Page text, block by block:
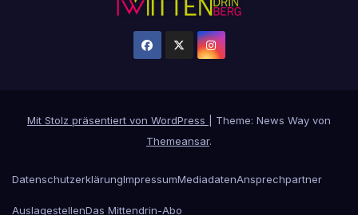
Mit Stolz präsentiert von WordPress
Theme: News Way von
Themeansar.
DatenschutzerklärungImpressumMediadatenAnsprechpartner
AuslagestellenDas Mittendrin-Abo